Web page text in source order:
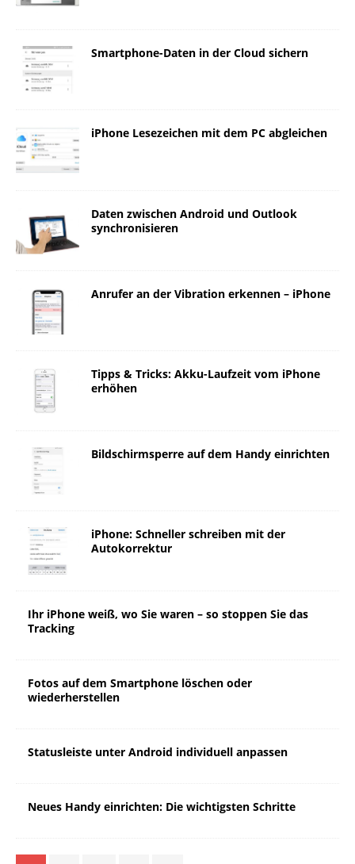
Smartphone-Daten in der Cloud sichern
iPhone Lesezeichen mit dem PC abgleichen
Daten zwischen Android und Outlook
synchronisieren
Anrufer an der Vibration erkennen – iPhone
Tipps & Tricks: Akku-Laufzeit vom iPhone
erhöhen
Bildschirmsperre auf dem Handy einrichten
iPhone: Schneller schreiben mit der
Autokorrektur
Ihr iPhone weiß, wo Sie waren – so stoppen Sie das
Tracking
Fotos auf dem Smartphone löschen oder
wiederherstellen
Statusleiste unter Android individuell anpassen
Neues Handy einrichten: Die wichtigsten Schritte